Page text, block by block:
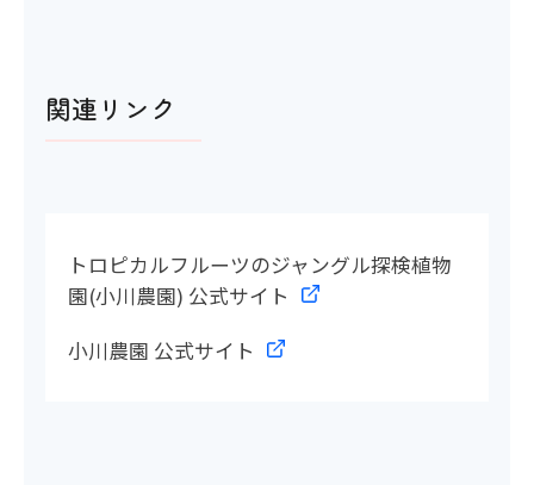
関連リンク
トロピカルフルーツのジャングル探検植物
園(小川農園) 公式サイト
小川農園 公式サイト